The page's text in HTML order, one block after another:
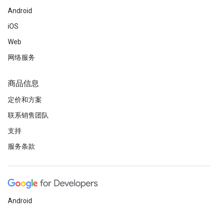
Android
iOS
Web
网络服务
商品信息
定价和方案
联系销售团队
支持
服务条款
Android